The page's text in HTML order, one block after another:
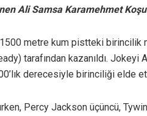
Ali Samsa Karamehmet
1500 metre kum pistteki
tarafından kazanıldı.
derecesiyle birinciliği elde
Percy Jackson üçüncü,